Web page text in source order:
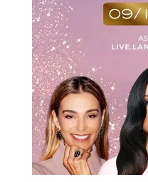
imediatamente as duas
felicidade é a beleza mais
é que toda mulher que
bonita, fique também